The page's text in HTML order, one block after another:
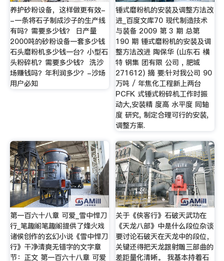
养护砂粉设备，这样做更有效-
-一条将石子制成沙子的生产线
有吗？需要多少钱？ 日产量
2000吨的砂粉设备一套多少钱
石头磨粉机多少钱一台？小型石
头粉碎机？需要多少钱？ 洗沙
场赚钱吗？年利润多少？-沙场
用户必知
锤式磨粉机的安装及调整方法改
进_百度文库70 现代制造技术
与装备 2009 第 3 期 总第
190 期 锤式磨粉机的安装及调
整方法改进 陶保华 (山东石 横
特 钢集 团有限 公司 , 肥城
271612) 摘 要:针对我公司 90
万吨 / 年焦化工程新上两台
PCFK 式锤式粉碎机工作时振
动大,安装精 度高 水平度 同轴
度 研究, 制定合理可行的安装,
调整方案.
第一百六十八章 可爱_雪中悍刀
行_笔趣阁笔趣阁提供了烽火戏
诸侯创作的玄幻小说《雪中悍刀
行》干净清爽无错字的文字章
节：正文 第一百六十八章 可爱
关于《侠客行》石破天武功在
《天龙八部》中是什么段位杂谈
要讨论石破天在天龙中的段位，
关键还得把天龙跟射雕三部曲的
差距量化清晰。 我基本持着石